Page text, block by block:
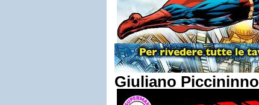
Giuliano Piccininno